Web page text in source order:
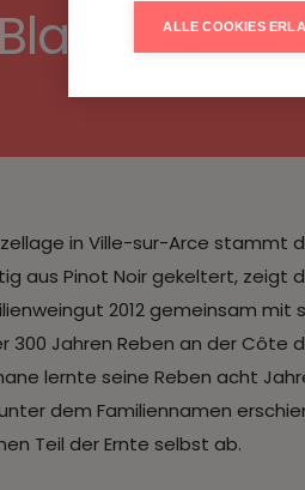
de
in Ville-sur-Arce stammt
aus Pinot Noir gekeltert, zeigt
2012 gemeinsam mit
300 Jahren Reben an der Côte
lernte seine Reben acht
dem Familiennamen
Teil der Ernte selbst ab.
ALLE COOKIES